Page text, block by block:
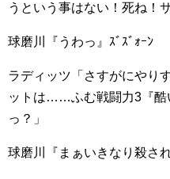
うという事はない！死ね！
球磨川『うわっ』ｽﾞｽﾞｫｰﾝ
ラディッツ「さすがにや
ットは……ふむ戦闘力3『酷
っ？」
球磨川『まぁいきなり殺さ